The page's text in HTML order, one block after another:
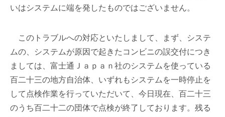
いはシステムに端を発したものではございません。
このトラブルへの対応といたしまして、まず、システ
ムの、システムが原因で起きたコンビニの誤交付につき
ましては、富士通Ｊａｐａｎ社のシステムを使っている
百二十三の地方自治体、いずれもシステムを一時停止を
して点検作業を行っていただいて、今日現在、百二十三
のうち百二十二の団体で点検が終了しております。残る